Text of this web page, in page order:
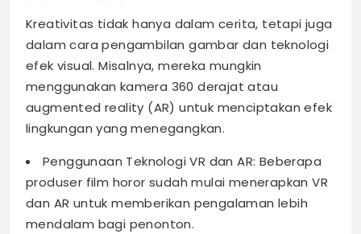
Kreativitas tidak hanya dalam cerita, tetapi juga
dalam cara pengambilan gambar dan teknologi
efek visual. Misalnya, mereka mungkin
menggunakan kamera 360 derajat atau
augmented reality (AR) untuk menciptakan efek
lingkungan yang menegangkan.
Penggunaan Teknologi VR dan AR: Beberapa
produser film horor sudah mulai menerapkan VR
dan AR untuk memberikan pengalaman lebih
mendalam bagi penonton.